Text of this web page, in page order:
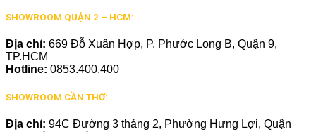
SHOWROOM QUẬN 2 – HCM:
Địa chỉ: 669 Đỗ Xuân Hợp, P. Phước Long B, Quận 9,
TP.HCM
Hotline: 0853.400.400
SHOWROOM CẦN THƠ:
Địa chỉ: 94C Đường 3 tháng 2, Phường Hưng Lợi, Quận